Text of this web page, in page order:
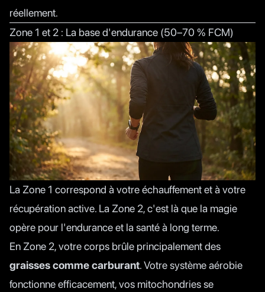
réellement.
Zone 1 et 2 : La base d'endurance (50–70 % FCM)
La Zone 1 correspond à votre échauffement et à votre
récupération active. La Zone 2, c'est là que la magie
opère pour l'endurance et la santé à long terme.
En Zone 2, votre corps brûle principalement des
graisses comme carburant. Votre système aérobie
fonctionne efficacement, vos mitochondries se